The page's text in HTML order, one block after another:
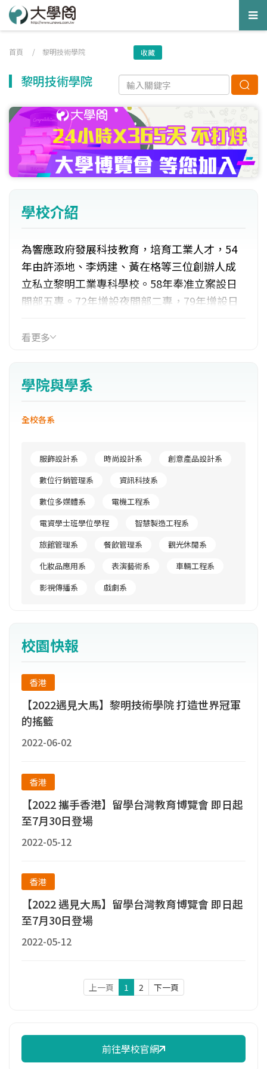
首頁 / 黎明技術學院 收藏
黎明技術學院
學校介紹
為響應政府發展科技教育，培育工業人才，54
年由許添地、李炳建、黃在格等三位創辦人成
立私立黎明工業專科學校。58年奉准立案設日
間部五專。72年增設夜間部二專，79年增設日
區，為培育所需之專業人才，91年核准改制技
103學年度全校共有三大學群與十三個系科及一
個學位學程，包括：工程與服務學群的機械工
程系、電機工程系、資訊科技系、企業管理
程，時尚與創意學群的創意產品設計系、數位
多媒體系、化妝品應用系、流行設計系、時尚
飲管理系、觀光休閒系、旅館管理系等三系。
回顧創校至今，已成為就業力導向的技術與管
理人才培育中心，未來期待全體師生持續秉持
「誠樸精勤」校訓理念，精誠合作、排除困
看更多
學院與學系
全校各系
服飾設計系 時尚設計系
創意產品設計系
數位行銷管理系
資訊科技系
數位多媒體系
電機工程系
電資學士班學位學程
智慧製造工程系
旅館管理系
餐飲管理系
觀光休閒系
化妝品應用系
表演藝術系
車輛工程系
影視傳播系
戲劇系
校園快報
香港
【2022遇見大馬】黎明技術學院 打造世界冠軍
的搖籃
2022-06-02
香港
【2022 攜手香港】留學台灣教育博覽會 即日起
至7月30日登場
2022-05-12
香港
【2022 遇見大馬】留學台灣教育博覽會 即日起
至7月30日登場
2022-05-12
上一頁 1 2 下一頁
前往學校官網